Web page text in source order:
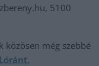
, 5100
közösen még szebbé